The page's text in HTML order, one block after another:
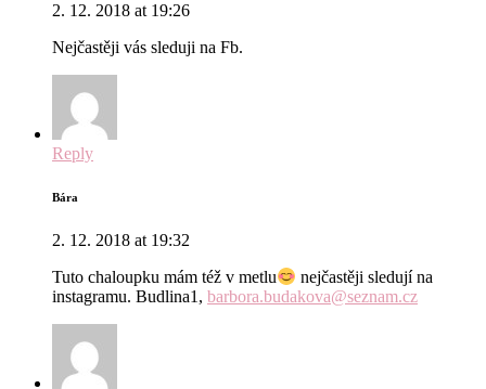
2. 12. 2018 at 19:26
Nejčastěji vás sleduji na Fb.
Reply
Bára
2. 12. 2018 at 19:32
Tuto chaloupku mám též v metlu
nejčastěji sledují na
instagramu. Budlina1, barbora.budakova@seznam.cz